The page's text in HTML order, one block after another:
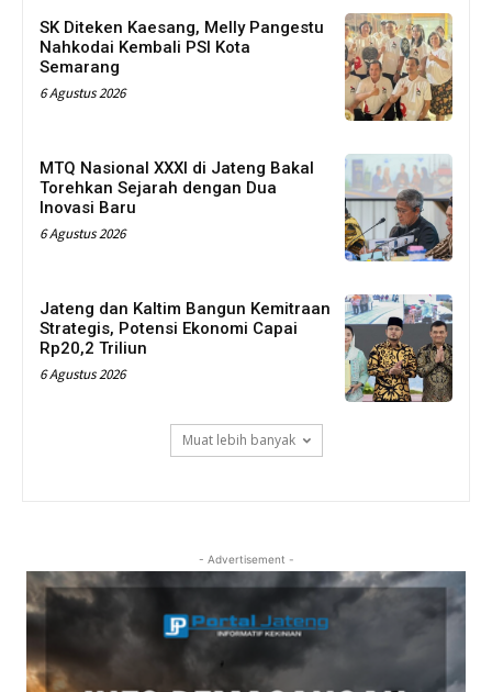
SK Diteken Kaesang, Melly Pangestu
Nahkodai Kembali PSI Kota
Semarang
6 Agustus 2026
MTQ Nasional XXXI di Jateng Bakal
Torehkan Sejarah dengan Dua
Inovasi Baru
6 Agustus 2026
Jateng dan Kaltim Bangun Kemitraan
Strategis, Potensi Ekonomi Capai
Rp20,2 Triliun
6 Agustus 2026
Muat lebih banyak
- Advertisement -